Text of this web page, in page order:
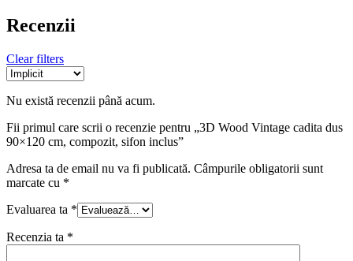
Recenzii
Clear filters
Nu există recenzii până acum.
Fii primul care scrii o recenzie pentru „3D Wood Vintage cadita dus
90×120 cm, compozit, sifon inclus”
Adresa ta de email nu va fi publicată. Câmpurile obligatorii sunt
marcate cu *
Evaluarea ta *
Recenzia ta *